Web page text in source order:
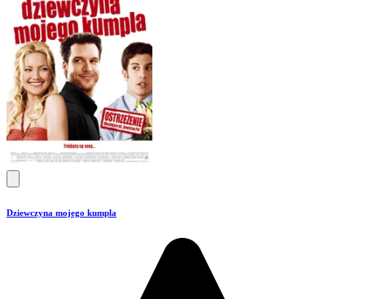
Dziewczyna mojego kumpla